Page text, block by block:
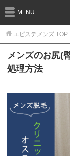
MENU
エピステメンズ TOP
メンズのお尻(
処理方法